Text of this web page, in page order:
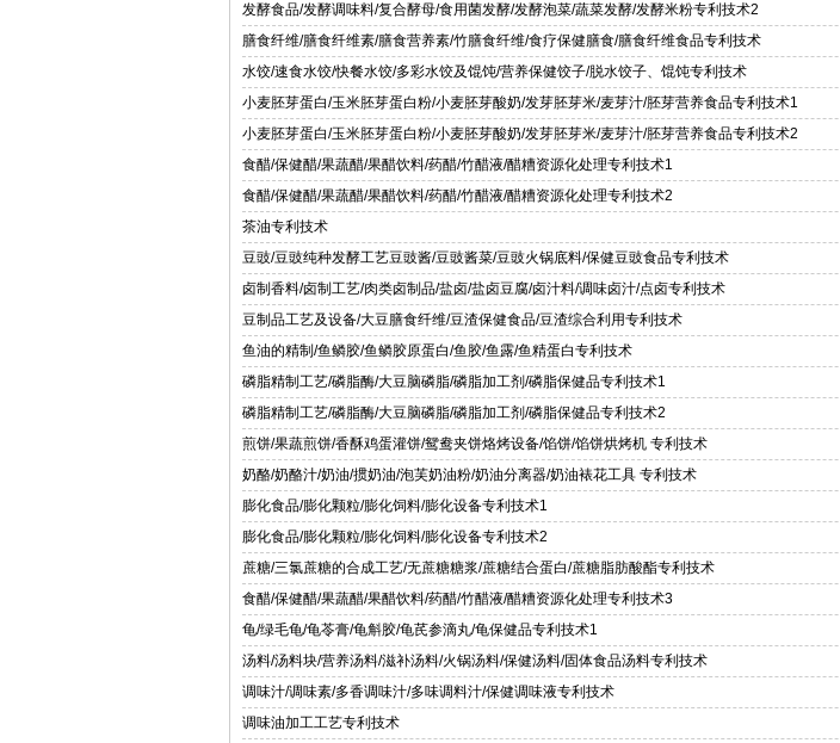
发酵食品/发酵调味料/复合酵母/食用菌发酵/发酵泡菜/蔬菜发酵/发酵米粉专利技术2
膳食纤维/膳食纤维素/膳食营养素/竹膳食纤维/食疗保健膳食/膳食纤维食品专利技术
水饺/速食水饺/快餐水饺/多彩水饺及馄饨/营养保健饺子/脱水饺子、馄饨专利技术
小麦胚芽蛋白/玉米胚芽蛋白粉/小麦胚芽酸奶/发芽胚芽米/麦芽汁/胚芽营养食品专利技术1
小麦胚芽蛋白/玉米胚芽蛋白粉/小麦胚芽酸奶/发芽胚芽米/麦芽汁/胚芽营养食品专利技术2
食醋/保健醋/果蔬醋/果醋饮料/药醋/竹醋液/醋糟资源化处理专利技术1
食醋/保健醋/果蔬醋/果醋饮料/药醋/竹醋液/醋糟资源化处理专利技术2
茶油专利技术
豆豉/豆豉纯种发酵工艺豆豉酱/豆豉酱菜/豆豉火锅底料/保健豆豉食品专利技术
卤制香料/卤制工艺/肉类卤制品/盐卤/盐卤豆腐/卤汁料/调味卤汁/点卤专利技术
豆制品工艺及设备/大豆膳食纤维/豆渣保健食品/豆渣综合利用专利技术
鱼油的精制/鱼鳞胶/鱼鳞胶原蛋白/鱼胶/鱼露/鱼精蛋白专利技术
磷脂精制工艺/磷脂酶/大豆脑磷脂/磷脂加工剂/磷脂保健品专利技术1
磷脂精制工艺/磷脂酶/大豆脑磷脂/磷脂加工剂/磷脂保健品专利技术2
煎饼/果蔬煎饼/香酥鸡蛋灌饼/鸳鸯夹饼烙烤设备/馅饼/馅饼烘烤机 专利技术
奶酪/奶酪汁/奶油/掼奶油/泡芙奶油粉/奶油分离器/奶油裱花工具 专利技术
膨化食品/膨化颗粒/膨化饲料/膨化设备专利技术1
膨化食品/膨化颗粒/膨化饲料/膨化设备专利技术2
蔗糖/三氯蔗糖的合成工艺/无蔗糖糖浆/蔗糖结合蛋白/蔗糖脂肪酸酯专利技术
食醋/保健醋/果蔬醋/果醋饮料/药醋/竹醋液/醋糟资源化处理专利技术3
龟/绿毛龟/龟苓膏/龟斛胶/龟芪参滴丸/龟保健品专利技术1
汤料/汤料块/营养汤料/滋补汤料/火锅汤料/保健汤料/固体食品汤料专利技术
调味汁/调味素/多香调味汁/多味调料汁/保健调味液专利技术
调味油加工工艺专利技术